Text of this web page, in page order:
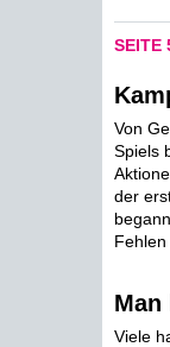
SEITE
Von
Spiels
der
Fehlen
Man
Viele